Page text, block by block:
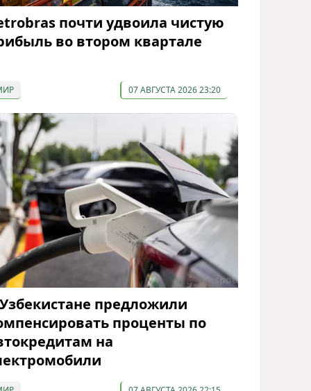
почти удвоила чистую
во втором квартале
07 АВГУСТА 2026 23:20
предложили
проценты по
на